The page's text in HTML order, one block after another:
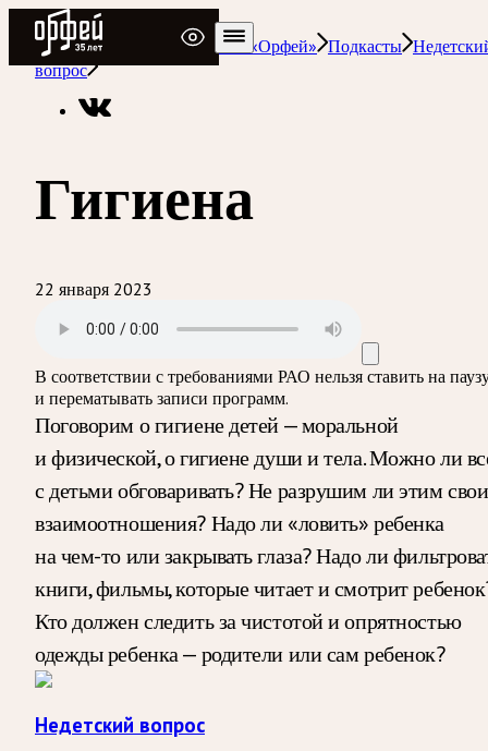
Радио Орфей
Радио классической музыки «Орфей» Подкасты
вопрос
Гигиена
22 января 2023
В соответствии с требованиями РАО нельзя ставить на
и перематывать записи программ.
Поговорим о гигиене детей — моральной
и физической, о гигиене души и тела. Можно ли
с детьми обговаривать? Не разрушим ли этим свои
взаимоотношения? Надо ли «ловить» ребенка
на чем-то или закрывать глаза? Надо ли
книги, фильмы, которые читает и смотрит
Кто должен следить за чистотой и опрятностью
одежды ребенка — родители или сам ребенок?
Недетский вопрос